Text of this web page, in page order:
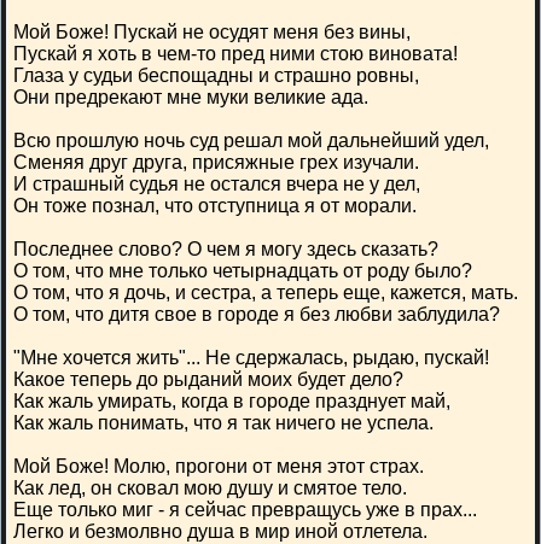
Мой Боже! Пускай не осудят меня без вины,
Пускай я хоть в чем-то пред ними стою виновата!
Глаза у судьи беспощадны и страшно ровны,
Они предрекают мне муки великие ада.
Всю прошлую ночь суд решал мой дальнейший удел,
Сменяя друг друга, присяжные грех изучали.
И страшный судья не остался вчера не у дел,
Он тоже познал, что отступница я от морали.
Последнее слово? О чем я могу здесь сказать?
О том, что мне только четырнадцать от роду было?
О том, что я дочь, и сестра, а теперь еще, кажется, мать.
О том, что дитя свое в городе я без любви заблудила?
"Мне хочется жить"... Не сдержалась, рыдаю, пускай!
Какое теперь до рыданий моих будет дело?
Как жаль умирать, когда в городе празднует май,
Как жаль понимать, что я так ничего не успела.
Мой Боже! Молю, прогони от меня этот страх.
Как лед, он сковал мою душу и смятое тело.
Еще только миг - я сейчас превращусь уже в прах...
Легко и безмолвно душа в мир иной отлетела.